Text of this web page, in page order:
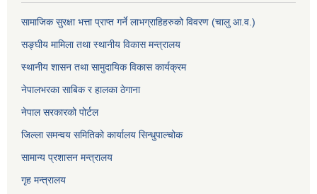
सामाजिक सुरक्षा भत्ता प्राप्त गर्ने लाभग्राहिहरुको विवरण (चालु आ.व.)
सङ्घीय मामिला तथा स्थानीय विकास मन्त्रालय
स्थानीय शासन तथा सामुदायिक विकास कार्यक्रम
नेपालभरका साबिक र हालका ठेगाना
नेपाल सरकारको पोर्टल
जिल्ला समन्वय समितिको कार्यालय सिन्धुपाल्चोक
सामान्य प्रशासन मन्त्रालय
गृह मन्त्रालय